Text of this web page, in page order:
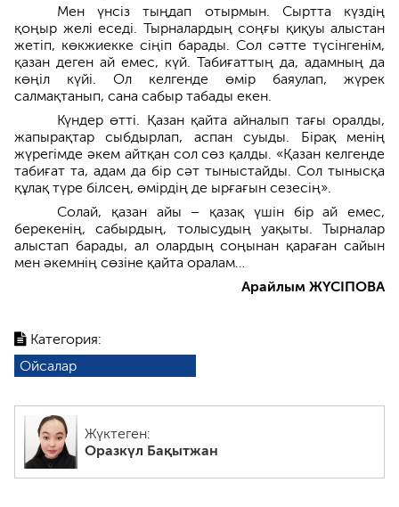
Категория:
Ойсалар
Жүктеген:
Оразкүл Бақытжан
Мен үнсіз тыңдап отырмын. Сыртта күздің
қоңыр желі еседі. Тырналардың соңғы қиқуы алыстан
жетіп, көкжиекке сіңіп барады. Сол сәтте түсінгенім,
қазан деген ай емес, күй. Табиғаттың да, адамның да
көңіл күйі. Ол келгенде өмір баяулап, жүрек
салмақтанып, сана сабыр табады екен.
Күндер өтті. Қазан қайта айналып тағы оралды,
жапырақтар сыбдырлап, аспан суыды. Бірақ менің
жүрегімде әкем айтқан сол сөз қалды. «Қазан келгенде
табиғат та, адам да бір сәт тыныстайды. Сол тынысқа
құлақ түре білсең, өмірдің де ырғағын сезесің».
Солай, қазан айы – қазақ үшін бір ай емес,
берекенің, сабырдың, толысудың уақыты. Тырналар
алыстап барады, ал олардың соңынан қараған сайын
мен әкемнің сөзіне қайта оралам…
Арайлым ЖҮСІПОВА